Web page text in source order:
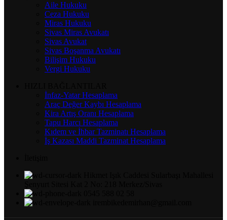
Aile Hukuku
Ceza Hukuku
Miras Hukuku
Sivas Miras Avukatı
Sivas Avukat
Sivas Boşanma Avukatı
Bilişim Hukuku
Vergi Hukuku
İnfaz-Yatar Hesaplama
Araç Değer Kaybı Hesaplama
Kira Artış Oranı Hesaplama
Tapu Harcı Hesaplama
Kıdem ve İhbar Tazminatı Hesaplama
İş Kazası Maddi Tazminat Hesaplama